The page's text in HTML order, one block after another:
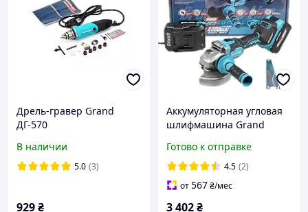
Дрель-гравер Grand
ДГ-570
В наличии
5.0 (3)
929₴
Аккумуляторная угловая
шлифмашина Grand
Готово к отправке
4.5 (2)
от567₴/мес
3 402₴